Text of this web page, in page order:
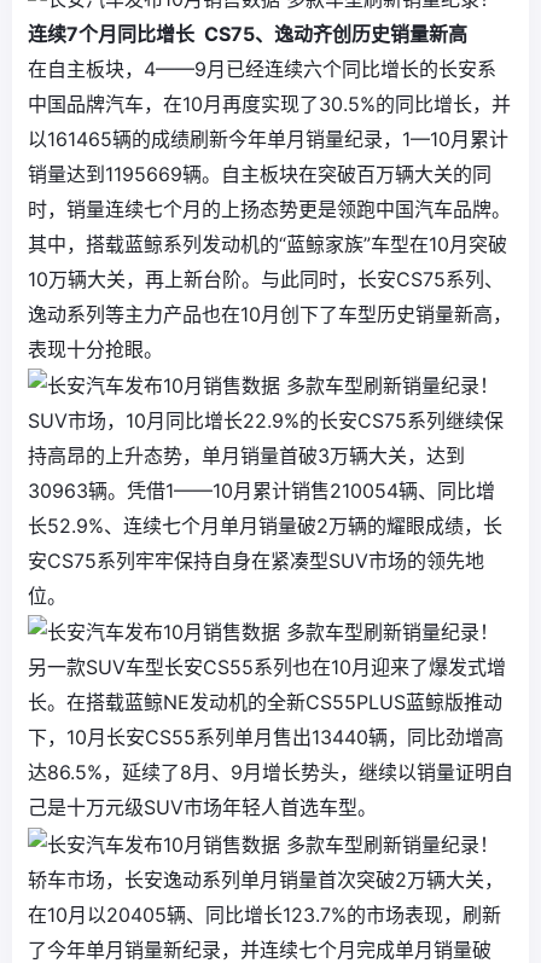
连续7个月同比增长 CS75、逸动齐创历史销量新高
在自主板块，4——9月已经连续六个同比增长的长安系
中国品牌汽车，在10月再度实现了30.5%的同比增长，并
以161465辆的成绩刷新今年单月销量纪录，1—10月累计
销量达到1195669辆。自主板块在突破百万辆大关的同
时，销量连续七个月的上扬态势更是领跑中国汽车品牌。
其中，搭载蓝鲸系列发动机的“蓝鲸家族”车型在10月突破
10万辆大关，再上新台阶。与此同时，长安CS75系列、
逸动系列等主力产品也在10月创下了车型历史销量新高，
表现十分抢眼。
SUV市场，10月同比增长22.9%的长安CS75系列继续保
持高昂的上升态势，单月销量首破3万辆大关，达到
30963辆。凭借1——10月累计销售210054辆、同比增
长52.9%、连续七个月单月销量破2万辆的耀眼成绩，长
安CS75系列牢牢保持自身在紧凑型SUV市场的领先地
位。
另一款SUV车型长安CS55系列也在10月迎来了爆发式增
长。在搭载蓝鲸NE发动机的全新CS55PLUS蓝鲸版推动
下，10月长安CS55系列单月售出13440辆，同比劲增高
达86.5%，延续了8月、9月增长势头，继续以销量证明自
己是十万元级SUV市场年轻人首选车型。
轿车市场，长安逸动系列单月销量首次突破2万辆大关，
在10月以20405辆、同比增长123.7%的市场表现，刷新
了今年单月销量新纪录，并连续七个月完成单月销量破